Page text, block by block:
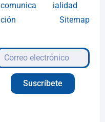
comunica
ción
ialidad
Sitemap
Suscríbete